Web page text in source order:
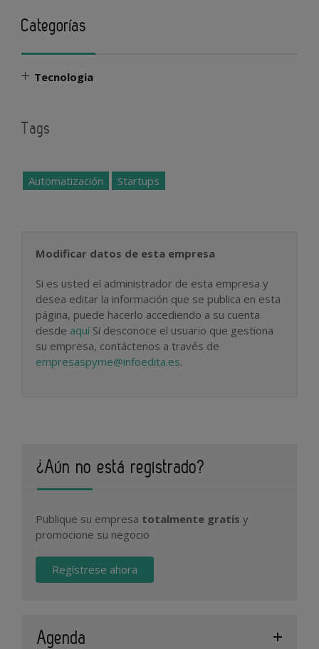
Categorías
Tecnologia
Tags
Automatización Startups
Modificar datos de esta empresa
Si es usted el administrador de esta empresa y
desea editar la información que se publica en esta
página, puede hacerlo accediendo a su cuenta
desde aquíSi desconoce el usuario que gestiona
su empresa, contáctenos a través de
empresaspyme@infoedita.es.
¿Aún no está registrado?
Publique su empresa totalmente gratis y
promocione su negocio
Regístrese ahora
Agenda